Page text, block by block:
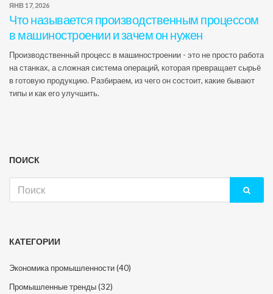
ЯНВ 17, 2026
Что называется производственным процессом
в машиностроении и зачем он нужен
Производственный процесс в машиностроении - это не просто работа
на станках, а сложная система операций, которая превращает сырьё
в готовую продукцию. Разбираем, из чего он состоит, какие бывают
типы и как его улучшить.
ПОИСК
КАТЕГОРИИ
Экономика промышленности(40)
Промышленные тренды(32)